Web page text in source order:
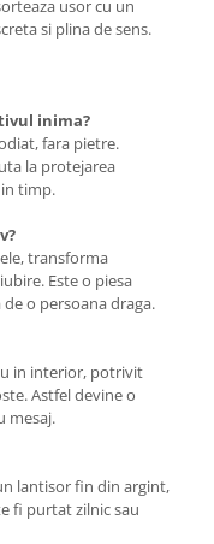
usor cu un
si plina de sens.
inima?
fara pietre.
la protejarea
timp.
transforma
Este o piesa
o persoana draga.
in interior, potrivit
Astfel devine o
mesaj.
lantisor fin din argint,
fi purtat zilnic sau